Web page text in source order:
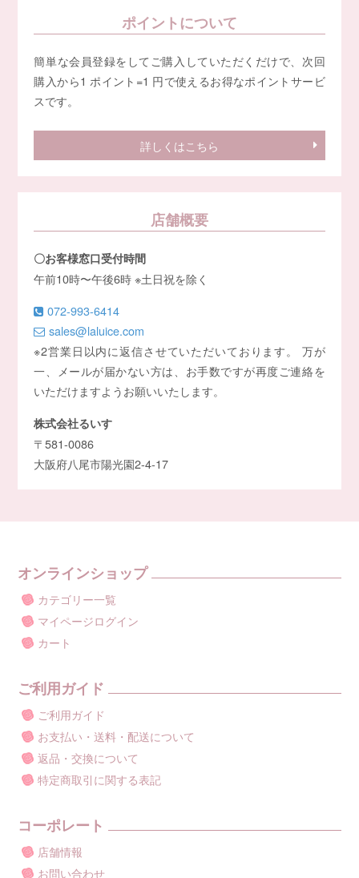
ポイントについて
簡単な会員登録をしてご購入していただくだけで、次回
購入から1 ポイント=1 円で使えるお得なポイントサービ
スです。
詳しくはこちら
店舗概要
〇お客様窓口受付時間
午前10時〜午後6時 ※土日祝を除く
072-993-6414
sales@laluice.com
※2営業日以内に返信させていただいております。 万が
一、メールが届かない方は、お手数ですが再度ご連絡を
いただけますようお願いいたします。
株式会社るいす
〒581-0086
大阪府八尾市陽光園2-4-17
オンラインショップ
カテゴリー一覧
マイページログイン
カート
ご利用ガイド
ご利用ガイド
お支払い・送料・配送について
返品・交換について
特定商取引に関する表記
コーポレート
店舗情報
お問い合わせ